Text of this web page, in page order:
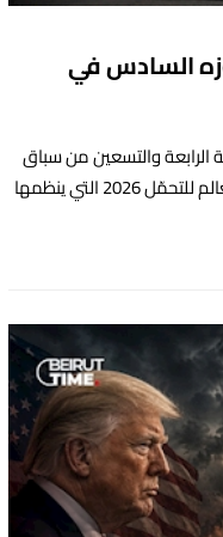
السادس في
الرابعة والتسعين من سباق
لومان 24 ساعة، الجولة الثالثة من بطولة العالم للتحمّل 2026 التي ينظمها